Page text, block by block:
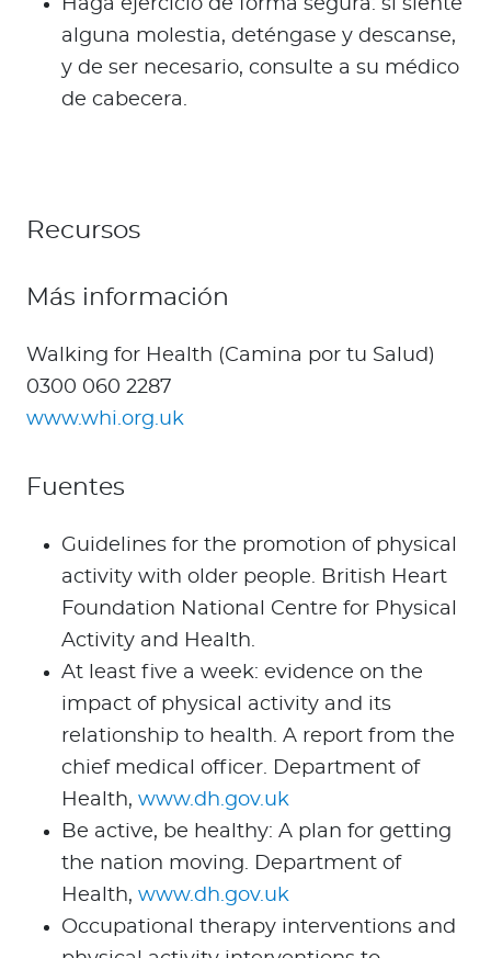
Haga ejercicio de forma segura: si siente
alguna molestia, deténgase y descanse,
y de ser necesario, consulte a su médico
de cabecera.
Recursos
Más información
Walking for Health (Camina por tu Salud)
0300 060 2287
www.whi.org.uk
Fuentes
Guidelines for the promotion of physical
activity with older people. British Heart
Foundation National Centre for Physical
Activity and Health.
At least five a week: evidence on the
impact of physical activity and its
relationship to health. A report from the
chief medical officer. Department of
Health, www.dh.gov.uk
Be active, be healthy: A plan for getting
the nation moving. Department of
Health, www.dh.gov.uk
Occupational therapy interventions and